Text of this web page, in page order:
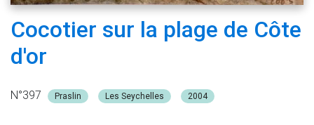
Cocotier sur la plage de Côte
d'or
N°397 Praslin Les Seychelles 2004